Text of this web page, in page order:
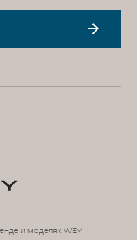
и моделях WEY